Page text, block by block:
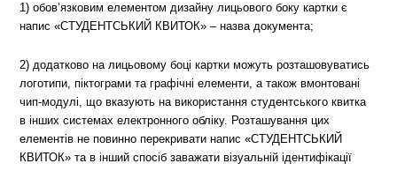
1) обов’язковим елементом дизайну лицьового боку картки є
напис «СТУДЕНТСЬКИЙ КВИТОК» – назва документа;
2) додатково на лицьовому боці картки можуть розташовуватись
логотипи, піктограми та графічні елементи, а також вмонтовані
чип-модулі, що вказують на використання студентського квитка
в інших системах електронного обліку. Розташування цих
елементів не повинно перекривати напис «СТУДЕНТСЬКИЙ
КВИТОК» та в інший спосіб заважати візуальній ідентифікації